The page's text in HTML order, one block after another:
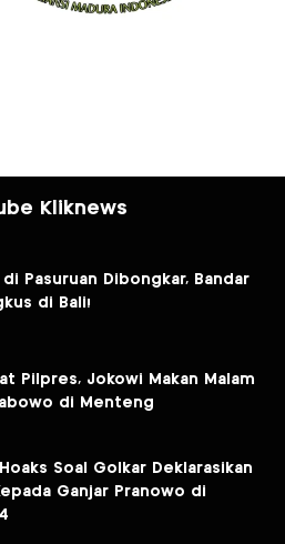
Kliknews
di Pasuruan Dibongkar, Bandar
di Bali!
Pilpres, Jokowi Makan Malam
di Menteng
Soal Golkar Deklarasikan
Ganjar Pranowo di